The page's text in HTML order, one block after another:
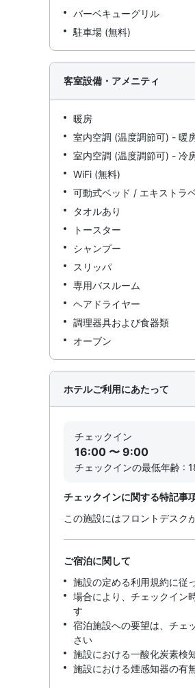
バーベキューグリル
駐車場 (無料)
客室設備・アメニティ
暖房
室内空調 (温度調節可) - 暖
室内空調 (温度調節可) - 冷
WiFi (無料)
可動式ベッド / エキストラ
タオルあり
トースター
シャンプー
スリッパ
専用バスルーム
ヘアドライヤー
調理器具および食器類
オーブン
ホテルご利用にあたって
チェックイン
16:00 〜 9:00
チェックインの最低年齢 :
チェックインに関する特記事
この施設にはフロントデスク
ご宿泊に関して
施設の定める利用規約に従
場合により、チェックイン
す
宿泊施設への要望は、チェ
さい
施設における一酸化炭素検
施設における煙感知器の有